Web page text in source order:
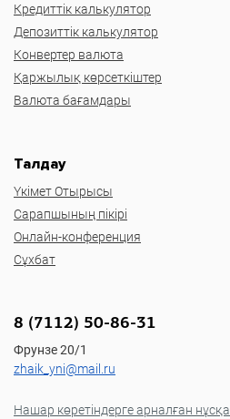
Кредиттік калькулятор
Депозиттік калькулятор
Конвертер валюта
Қаржылық көрсеткіштер
Валюта бағамдары
Талдау
Үкімет Отырысы
Сарапшының пікірі
Онлайн-конференция
Сұхбат
8 (7112) 50-86-31
Фрунзе 20/1
zhaik_yni@mail.ru
Нашар көретіндерге арналған нұсқа